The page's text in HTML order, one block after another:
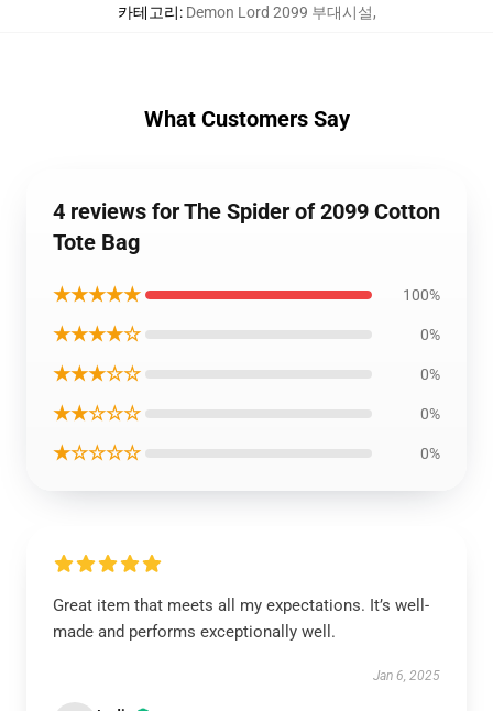
카테고리: Demon Lord 2099 부대시설,
What Customers Say
4 reviews for The Spider of 2099 Cotton
Tote Bag
★★★★★ 100%
★★★★☆ 0%
★★★☆☆ 0%
★★☆☆☆ 0%
★☆☆☆☆ 0%
Great item that meets all my expectations. It’s well-
made and performs exceptionally well.
Jan 6, 2025